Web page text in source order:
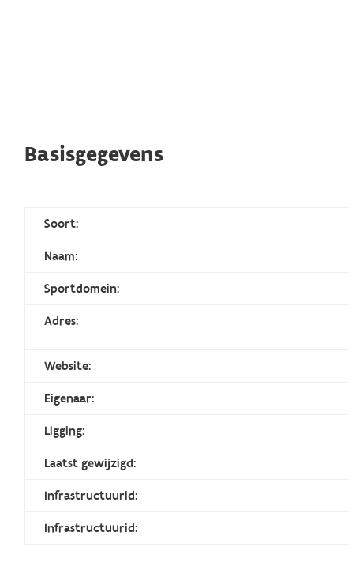
Basisgegevens
Soort:
Naam:
Sportdomein:
Adres:
Website:
Eigenaar:
Ligging:
Laatst gewijzigd:
Infrastructuurid:
Infrastructuurid: